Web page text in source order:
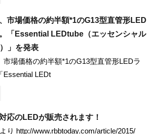
市場価格の約半額*1のG13型直管形LED
「Essential LEDtube（エッセンシャル
」を発表
市場価格の約半額*1のG13型直管形LEDラ
Essential LEDt
応のLEDが販売されます！
り http://www.rbbtoday.com/article/2015/